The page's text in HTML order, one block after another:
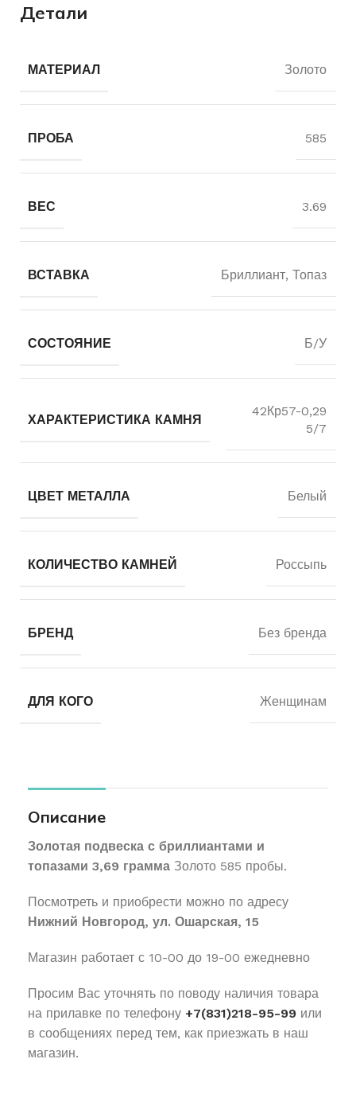
Детали
МАТЕРИАЛ Золото
ПРОБА 585
ВЕС 3.69
ВСТАВКА Бриллиант, Топаз
СОСТОЯНИЕ Б/У
ХАРАКТЕРИСТИКА КАМНЯ
42Кр57-0,29
5/7
ЦВЕТ МЕТАЛЛА Белый
КОЛИЧЕСТВО КАМНЕЙ Россыпь
БРЕНД Без бренда
ДЛЯ КОГО Женщинам
Описание
Золотая подвеска с бриллиантами и
топазами 3,69 грамма Золото 585 пробы.
Посмотреть и приобрести можно по адресу
Нижний Новгород, ул. Ошарская, 15
Магазин работает с 10-00 до 19-00 ежедневно
Просим Вас уточнять по поводу наличия товара
на прилавке по телефону +7(831)218-95-99 или
в сообщениях перед тем, как приезжать в наш
магазин.